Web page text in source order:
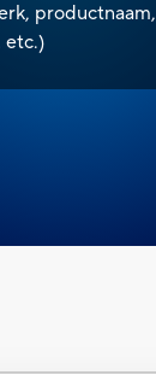
productnaam,
etc.)